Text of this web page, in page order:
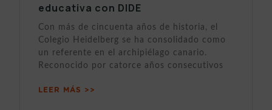
educativa con DIDE
Con más de cincuenta años de historia, el
Colegio Heidelberg se ha consolidado como
un referente en el archipiélago canario.
Reconocido por catorce años consecutivos
LEER MÁS >>